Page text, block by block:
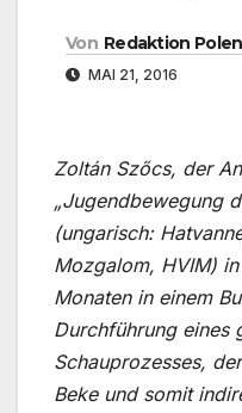
Von Redaktion
MAI 21, 2016
Zoltán Szőcs, der
„Jugendbewegung
(ungarisch:
Mozgalom, HVIM)
Monaten in einem
Durchführung eines
Schauprozesses,
Beke und somit